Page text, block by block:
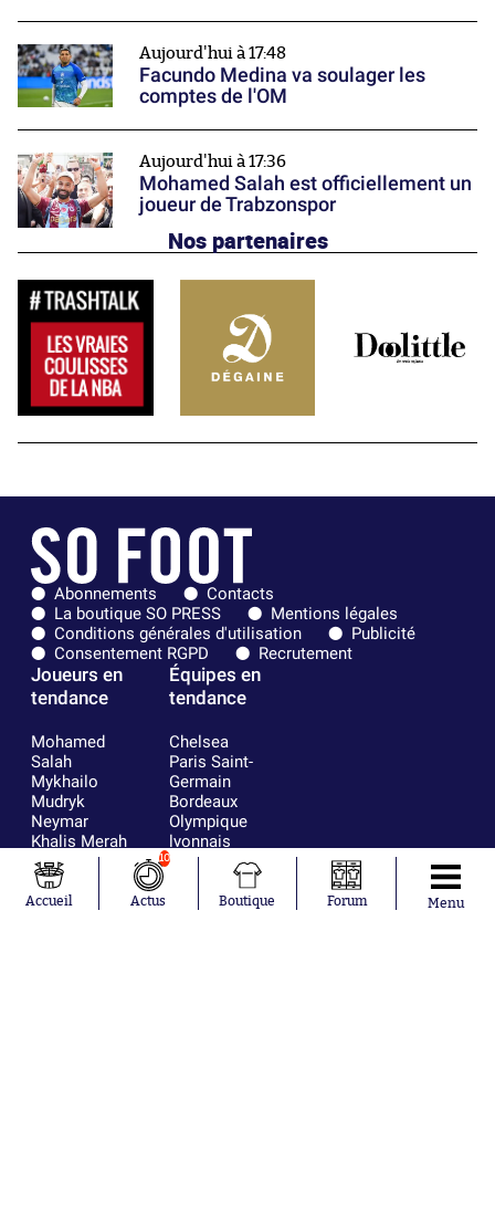
Aujourd'hui à 17:48
Facundo Medina va soulager les
comptes de l'OM
Aujourd'hui à 17:36
Mohamed Salah est officiellement un
joueur de Trabzonspor
Nos partenaires
Abonnements
Contacts
La boutique SO PRESS
Mentions légales
Conditions générales d'utilisation
Publicité
Consentement RGPD
Recrutement
Joueurs en
tendance
Mohamed
Salah
Mykhailo
Mudryk
Neymar
Khalis Merah
Loïs Openda
Moussa
Niakhaté
Équipes en
tendance
Chelsea
Paris Saint-
Germain
Bordeaux
Olympique
lyonnais
FIFA
Real Madrid
RC Strasbourg
Accueil
10
Actus Boutique Forum Menu